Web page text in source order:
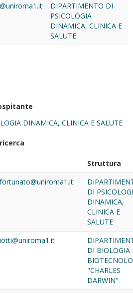
DIPARTIMENTO DI
PSICOLOGIA
DINAMICA, CLINICA E
SALUTE
DINAMICA, CLINICA E SALUTE
Struttura
DI
DINAMICA,
CLINICA E
SALUTE
DI BIOLOGIA
"CHARLES
DARWIN"